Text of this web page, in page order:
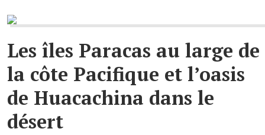
Les îles Paracas au large de
la côte Pacifique et l’oasis
de Huacachina dans le
désert